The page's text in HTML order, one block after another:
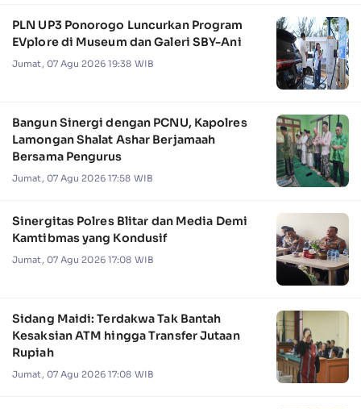
PLN UP3 Ponorogo Luncurkan Program
EVplore di Museum dan Galeri SBY-Ani
Jumat, 07 Agu 2026 19:38 WIB
Bangun Sinergi dengan PCNU, Kapolres
Lamongan Shalat Ashar Berjamaah
Bersama Pengurus
Jumat, 07 Agu 2026 17:58 WIB
Sinergitas Polres Blitar dan Media Demi
Kamtibmas yang Kondusif
Jumat, 07 Agu 2026 17:08 WIB
Sidang Maidi: Terdakwa Tak Bantah
Kesaksian ATM hingga Transfer Jutaan
Rupiah
Jumat, 07 Agu 2026 17:08 WIB